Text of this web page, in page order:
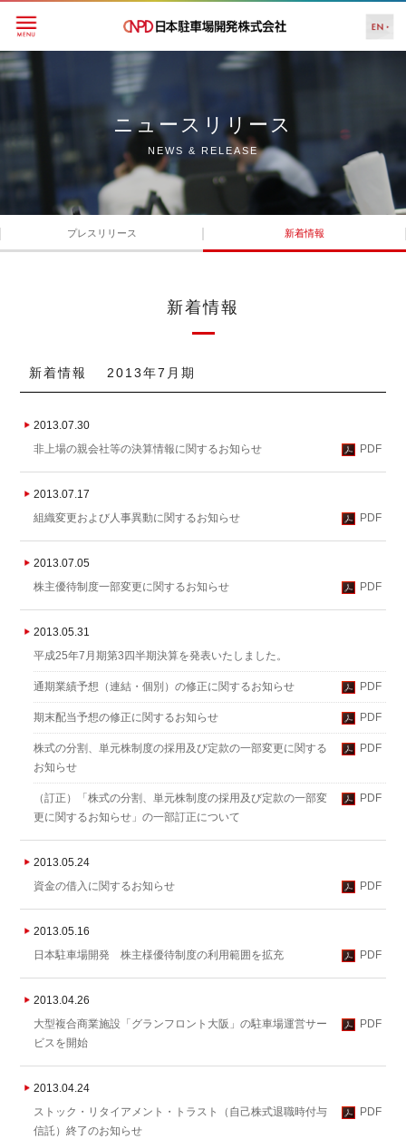
ニュースリリース
NEWS & RELEASE
プレスリリース 新着情報
新着情報
新着情報 2013年7月期
2013.07.30
非上場の親会社等の決算情報に関するお知らせ
PDF
2013.07.17
組織変更および人事異動に関するお知らせ
PDF
2013.07.05
株主優待制度一部変更に関するお知らせ
PDF
2013.05.31
平成25年7月期第3四半期決算を発表いたしました。
通期業績予想（連結・個別）の修正に関するお知らせ PDF
期末配当予想の修正に関するお知らせ PDF
株式の分割、単元株制度の採用及び定款の一部変更に関する
お知らせ
PDF
（訂正）「株式の分割、単元株制度の採用及び定款の一部変
更に関するお知らせ」の一部訂正について
PDF
2013.05.24
資金の借入に関するお知らせ
PDF
2013.05.16
日本駐車場開発 株主様優待制度の利用範囲を拡充
PDF
2013.04.26
大型複合商業施設「グランフロント大阪」の駐車場運営サー
ビスを開始
PDF
2013.04.24
ストック・リタイアメント・トラスト（自己株式退職時付与
信託）終了のお知らせ
PDF